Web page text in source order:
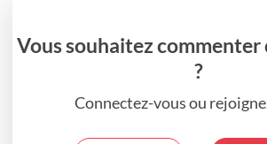
Vous souhaitez
?
Connectez-vous ou